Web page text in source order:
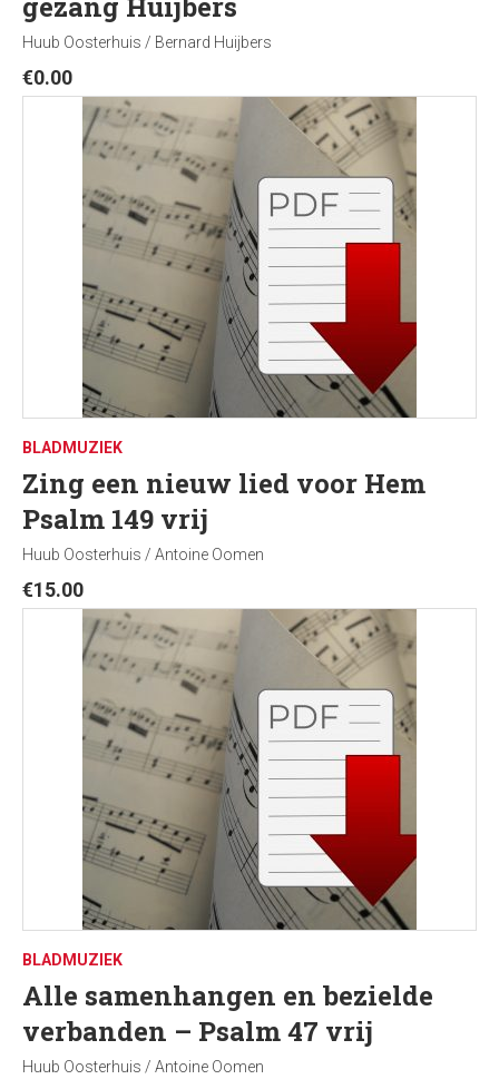
Huub Oosterhuis / Bernard Huijbers
€0.00
BLADMUZIEK
Zing een nieuw lied voor Hem
Psalm 149 vrij
Huub Oosterhuis / Antoine Oomen
€15.00
BLADMUZIEK
Alle samenhangen en bezielde
verbanden – Psalm 47 vrij
Huub Oosterhuis / Antoine Oomen